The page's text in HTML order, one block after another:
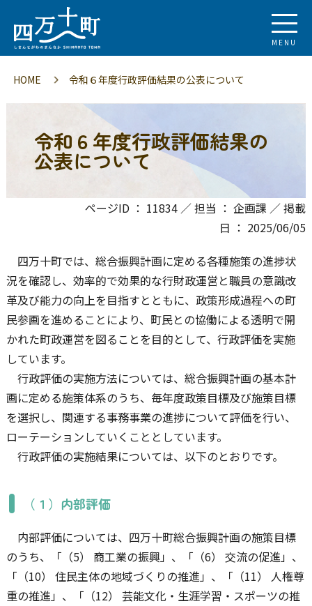
MENU
HOME 令和６年度行政評価結果の公表について
令和６年度行政評価結果の
公表について
ページID ： 11834 ／ 担当 ： 企画課 ／ 掲載
日 ： 2025/06/05
四万十町では、総合振興計画に定める各種施策の進捗状
況を確認し、効率的で効果的な行財政運営と職員の意識改
革及び能力の向上を目指すとともに、政策形成過程への町
民参画を進めることにより、町民との協働による透明で開
かれた町政運営を図ることを目的として、行政評価を実施
しています。
行政評価の実施方法については、総合振興計画の基本計
画に定める施策体系のうち、毎年度政策目標及び施策目標
を選択し、関連する事務事業の進捗について評価を行い、
ローテーションしていくこととしています。
行政評価の実施結果については、以下のとおりです。
（１）内部評価
内部評価については、四万十町総合振興計画の施策目標
のうち、「（5） 商工業の振興」、「（6） 交流の促進」、
「（10） 住民主体の地域づくりの推進」、「（11） 人権尊
重の推進」、「（12） 芸能文化・生涯学習・スポーツの推